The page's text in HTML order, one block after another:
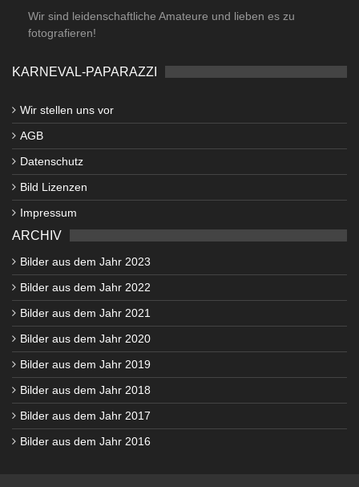
Wir sind leidenschaftliche Amateure und lieben es zu
fotografieren!
KARNEVAL-PAPARAZZI
Wir stellen uns vor
AGB
Datenschutz
Bild Lizenzen
Impressum
ARCHIV
Bilder aus dem Jahr 2023
Bilder aus dem Jahr 2022
Bilder aus dem Jahr 2021
Bilder aus dem Jahr 2020
Bilder aus dem Jahr 2019
Bilder aus dem Jahr 2018
Bilder aus dem Jahr 2017
Bilder aus dem Jahr 2016